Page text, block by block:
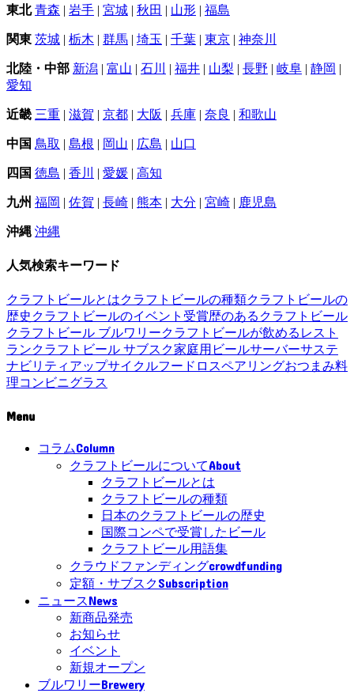
東北 青森 | 岩手 | 宮城 | 秋田 | 山形 | 福島
関東 茨城 | 栃木 | 群馬 | 埼玉 | 千葉 | 東京 | 神奈川
北陸・中部 新潟 | 富山 | 石川 | 福井 | 山梨 | 長野 | 岐阜 | 静岡 |
愛知
近畿 三重 | 滋賀 | 京都 | 大阪 | 兵庫 | 奈良 | 和歌山
中国 鳥取 | 島根 | 岡山 | 広島 | 山口
四国 徳島 | 香川 | 愛媛 | 高知
九州 福岡 | 佐賀 | 長崎 | 熊本 | 大分 | 宮崎 | 鹿児島
沖縄 沖縄
人気検索キーワード
クラフトビールとはクラフトビールの種類クラフトビールの
歴史 クラフトビールのイベント 受賞歴のあるクラフトビール
クラフトビール ブルワリークラフトビールが飲めるレスト
ランクラフトビール サブスク家庭用ビールサーバーサステ
ナビリティ アップサイクルフードロスペアリングおつまみ料
理コンビニグラス
Menu
コラムColumn
クラフトビールについてAbout
クラフトビールとは
クラフトビールの種類
日本のクラフトビールの歴史
国際コンペで受賞したビール
クラフトビール用語集
クラウドファンディングcrowdfunding
定額・サブスクSubscription
ニュースNews
新商品発売
お知らせ
イベント
新規オープン
ブルワリーBrewery